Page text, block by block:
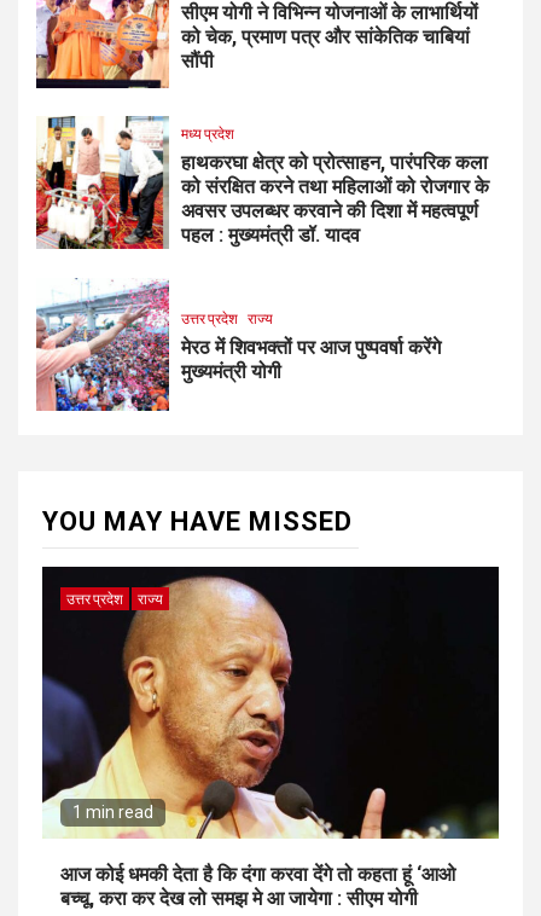
सीएम योगी ने विभिन्न योजनाओं के लाभार्थियों
को चेक, प्रमाण पत्र और सांकेतिक चाबियां
सौंपी
मध्य प्रदेश
हाथकरघा क्षेत्र को प्रोत्साहन, पारंपरिक कला
को संरक्षित करने तथा महिलाओं को रोजगार के
अवसर उपलब्धर करवाने की दिशा में महत्वपूर्ण
पहल : मुख्यमंत्री डॉ. यादव
उत्तर प्रदेश राज्य
मेरठ में शिवभक्तों पर आज पुष्पवर्षा करेंगे
मुख्यमंत्री योगी
YOU MAY HAVE MISSED
उत्तर प्रदेश राज्य
1 min read
आज कोई धमकी देता है कि दंगा करवा देंगे तो कहता हूं ‘आओ
बच्चू, करा कर देख लो समझ मे आ जायेगा : सीएम योगी